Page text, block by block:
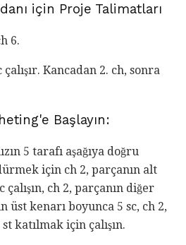
için Proje Talimatları
6.
çalışır. Kancadan 2. ch, sonra
Başlayın:
5 tarafı aşağıya doğru
için ch 2, parçanın alt
çalışın, ch 2, parçanın diğer
üst kenarı boyunca 5 sc, ch 2,
katılmak için çalışın.